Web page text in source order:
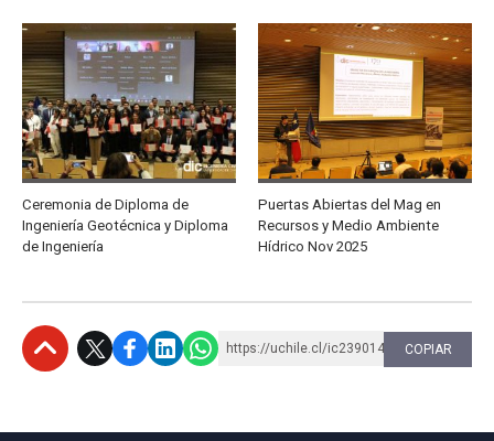
Ceremonia de Diploma de
Ingeniería Geotécnica y Diploma
de Ingeniería
Puertas Abiertas del Mag en
Recursos y Medio Ambiente
Hídrico Nov 2025
https://uchile.cl/ic239014 COPIAR